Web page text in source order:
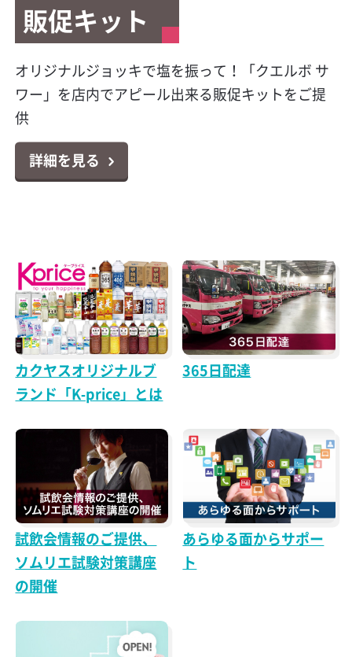
販促キット
今大人気のプレミアムテキーラの販促物が貰え
る！クエルボ 1800 レポサド キャンペーン
詳細を見る
販促キット
オリジナルジョッキで塩を振って！「クエルボ サ
ワー」を店内でアピール出来る販促キットをご提
供
詳細を見る
新サービスご案内
カクヤスで廃食用油の回収サービスを始めまし
た！
詳細を見る
テイクアウト容器
テイクアウトやデリバリーに大活躍！小ロットか
らお届け可能なテイクアウト容器特集
詳細を見る
マイレージキャンペーン
対象商品のポイントシールを集めて応募！お好き
な景品と交換出来る「カンパリ・ワイルドターキ
ー マイレージクラブ プログラム」
詳細を見る
公式Facebookページ開
設
カクヤス業務用Facebookページ「カクヤス飲食店
ナビ」を開設しました！
詳細を見る
HACCP（ハサップ）と
は？
対策はじめていますか？6月より完全義務化になり
ました！チェックシートの無料ダウンロードもで
きます！
キラシャン特集
キラキラボトルで映えるパリピ酒！オシャレなス
パークリングワイン11選
詳細を見る
カクヤスオリジナルブ
ランド「K-price」とは
365日配達
試飲会情報のご提供、
ソムリエ試験対策講座
の開催
あらゆる面からサポー
ト